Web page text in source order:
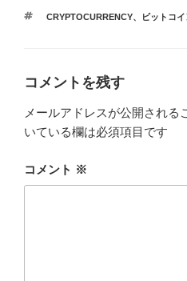
ゴ
タ
CRYPTOCURRENCY、 ビットコイ
コメントを残す
メールアドレスが公開される
いている欄は必須項目です
コメント ※